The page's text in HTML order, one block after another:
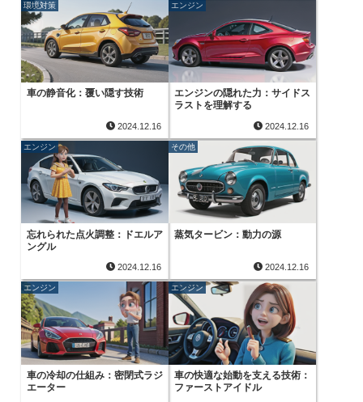
環境対策
車の静音化：覆い隠す技術
2024.12.16
エンジン
エンジンの隠れた力：サイドス
ラストを理解する
2024.12.16
エンジン
忘れられた点火調整：ドエルア
ングル
2024.12.16
その他
蒸気タービン：動力の源
2024.12.16
エンジン
車の冷却の仕組み：密閉式ラジ
エーター
エンジン
車の快適な始動を支える技術：
ファーストアイドル